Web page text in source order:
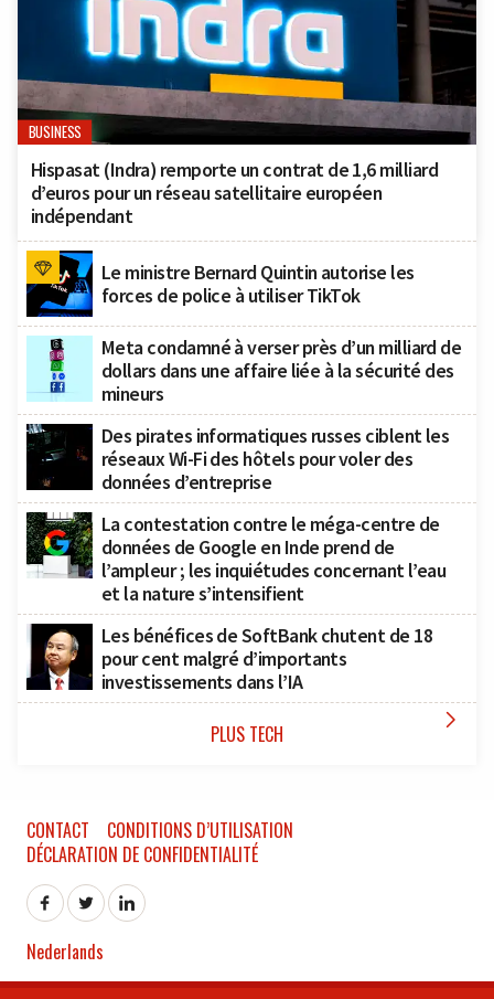
BUSINESS
Hispasat (Indra) remporte un contrat de 1,6 milliard
d’euros pour un réseau satellitaire européen
indépendant
Le ministre Bernard Quintin autorise les
forces de police à utiliser TikTok
Meta condamné à verser près d’un milliard de
dollars dans une affaire liée à la sécurité des
mineurs
Des pirates informatiques russes ciblent les
réseaux Wi-Fi des hôtels pour voler des
données d’entreprise
La contestation contre le méga-centre de
données de Google en Inde prend de
l’ampleur ; les inquiétudes concernant l’eau
et la nature s’intensifient
Les bénéfices de SoftBank chutent de 18
pour cent malgré d’importants
investissements dans l’IA
PLUS TECH 
CONTACT
CONDITIONS D’UTILISATION
DÉCLARATION DE CONFIDENTIALITÉ
Nederlands